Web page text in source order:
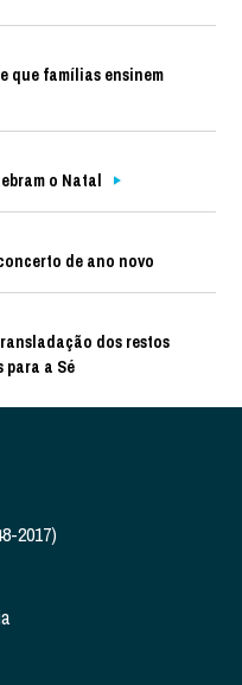
que famílias ensinem
o Natal
de ano novo
dos restos
para a Sé
2017)